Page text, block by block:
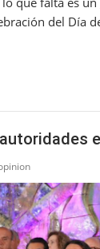
del Día